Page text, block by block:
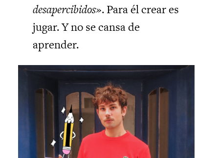
desapercibidos». Para él crear es
jugar. Y no se cansa de
aprender.